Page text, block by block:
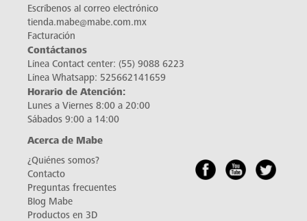
Escríbenos al correo electrónico
tienda.mabe@mabe.com.mx
Facturación
Contáctanos
Línea Contact center: (55) 9088 6223
Línea Whatsapp: 525662141659
Horario de Atención:
Lunes a Viernes 8:00 a 20:00
Sábados 9:00 a 14:00
Acerca de Mabe
¿Quiénes somos?
Contacto
Preguntas frecuentes
Blog Mabe
Productos en 3D